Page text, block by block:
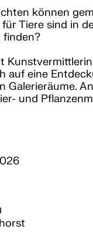
können
Tiere sind in
finden?
auf eine
Galerieräume.
und